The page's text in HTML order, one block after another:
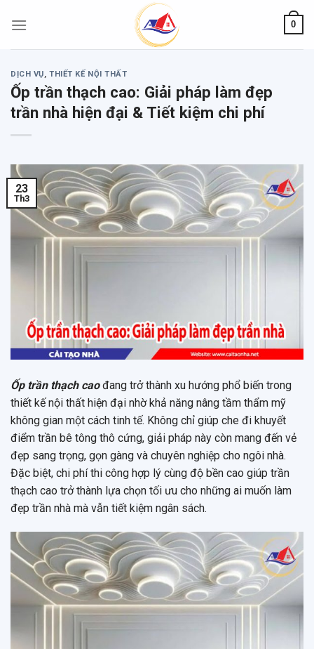
0
DỊCH VỤ,THIẾT KẾ NỘI THẤT
Ốp trần thạch cao: Giải pháp làm đẹp
trần nhà hiện đại & Tiết kiệm chi phí
23
Th3
Ốp trần thạch caođang trở thành xu hướng phổ biến trong
thiết kế nội thất hiện đại nhờ khả năng nâng tầm thẩm mỹ
không gian một cách tinh tế. Không chỉ giúp che đi khuyết
điểm trần bê tông thô cứng, giải pháp này còn mang đến vẻ
đẹp sang trọng, gọn gàng và chuyên nghiệp cho ngôi nhà.
Đặc biệt, chi phí thi công hợp lý cùng độ bền cao giúp trần
thạch cao trở thành lựa chọn tối ưu cho những ai muốn làm
đẹp trần nhà mà vẫn tiết kiệm ngân sách.